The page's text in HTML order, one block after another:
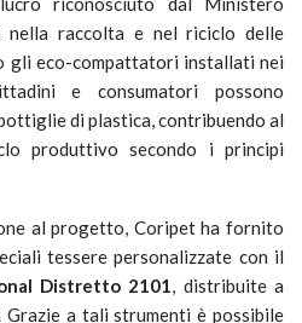
nella raccolta e nel riciclo delle
gli eco-compattatori installati nei
e consumatori possono
di plastica, contribuendo al
produttivo secondo i principi
al progetto, Coripet ha fornito
tessere personalizzate con il
Distretto 2101
, distribuite a
a tali strumenti è possibile